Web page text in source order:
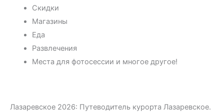
Скидки
Магазины
Еда
Развлечения
Места для фотосессии и многое другое!
Лазаревское 2026: Путеводитель курорта Лазаревское.